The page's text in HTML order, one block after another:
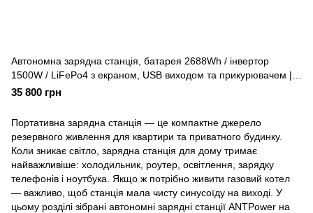
Автономна зарядна станція, батарея 2688Wh / інвертор
1500W / LiFePo4 з екраном, USB виходом та прикурювачем |
ANTPower
35 800 грн
Портативна зарядна станція — це компактне джерело
резервного живлення для квартири та приватного будинку.
Коли зникає світло, зарядна станція для дому тримає
найважливіше: холодильник, роутер, освітлення, зарядку
телефонів і ноутбука. Якщо ж потрібно живити газовий котел
— важливо, щоб станція мала чисту синусоїду на виході. У
цьому розділі зібрані автономні зарядні станції ANTPower на